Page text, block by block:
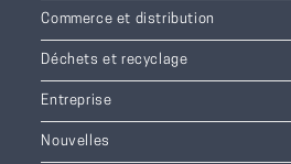
Commerce et distribution
Déchets et recyclage
Entreprise
Nouvelles